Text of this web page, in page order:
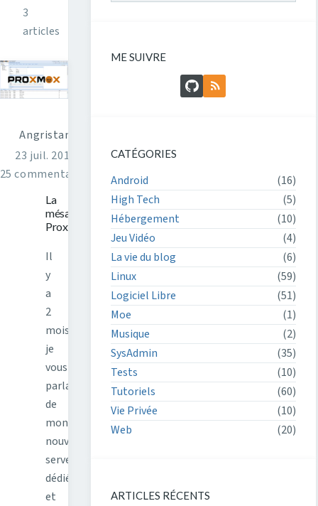
3
articles
Angristan
23 juil. 2016
25 commentaires
La
mésaventure
Proxmox
Il
y
a
2
mois
je
vous
parlais
de
mon
nouveau
serveur
dédié
et
ME SUIVRE
GitHubFlux RSS
CATÉGORIES
Android
(16)
High Tech
(5)
Hébergement
(10)
Jeu Vidéo
(4)
La vie du blog
(6)
Linux
(59)
Logiciel Libre
(51)
Moe
(1)
Musique
(2)
SysAdmin
(35)
Tests
(10)
Tutoriels
(60)
Vie Privée
(10)
Web
(20)
ARTICLES RÉCENTS